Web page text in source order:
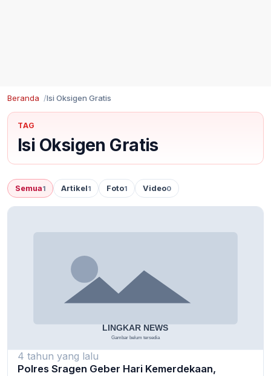
Beranda Isi Oksigen Gratis
TAG
Isi Oksigen Gratis
Semua1 Artikel1 Foto1 Video0
4 tahun yang lalu
Polres Sragen Geber Hari Kemerdekaan,